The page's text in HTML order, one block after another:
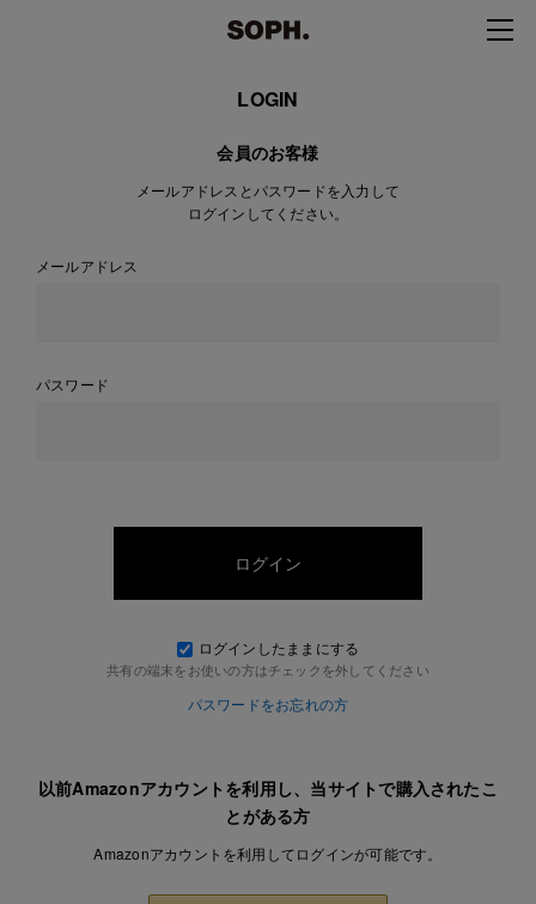
LOGIN
会員のお客様
メールアドレスとパスワードを入力して
ログインしてください。
メールアドレス
パスワード
ログインしたままにする
共有の端末をお使いの方はチェックを外してください
パスワードをお忘れの方
以前Amazonアカウントを利用し、当サイトで購入されたこ
とがある方
Amazonアカウントを利用してログインが可能です。